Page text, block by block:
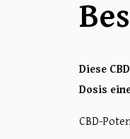
Diese
Dosis
CBD-